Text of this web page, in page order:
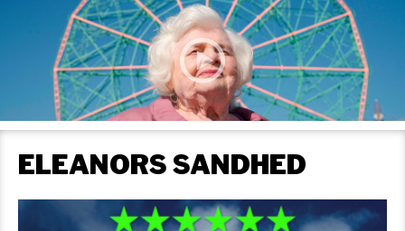
ELEANORS SANDHED